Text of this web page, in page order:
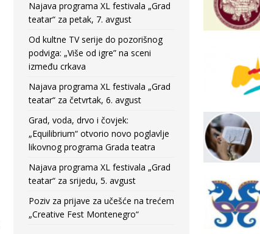
Najava programa XL festivala „Grad
teatar“ za petak, 7. avgust
Od kultne TV serije do pozorišnog
podviga: „Više od igre” na sceni
između crkava
Najava programa XL festivala „Grad
teatar“ za četvrtak, 6. avgust
Grad, voda, drvo i čovjek:
„Equilibrium“ otvorio novo poglavlje
likovnog programa Grada teatra
Najava programa XL festivala „Grad
teatar“ za srijedu, 5. avgust
Poziv za prijave za učešće na trećem
„Creative Fest Montenegro“